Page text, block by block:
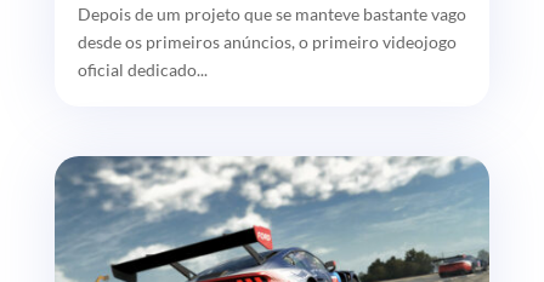
Depois de um projeto que se manteve bastante vago
desde os primeiros anúncios, o primeiro videojogo
oficial dedicado...